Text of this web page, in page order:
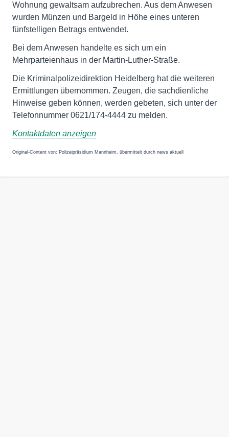
Wohnung gewaltsam aufzubrechen. Aus dem Anwesen
wurden Münzen und Bargeld in Höhe eines unteren
fünfstelligen Betrags entwendet.
Bei dem Anwesen handelte es sich um ein
Mehrparteienhaus in der Martin-Luther-Straße.
Die Kriminalpolizeidirektion Heidelberg hat die weiteren
Ermittlungen übernommen. Zeugen, die sachdienliche
Hinweise geben können, werden gebeten, sich unter der
Telefonnummer 0621/174-4444 zu melden.
Kontaktdaten anzeigen
Original-Content von: Polizeipräsidium Mannheim, übermittelt durch news aktuell